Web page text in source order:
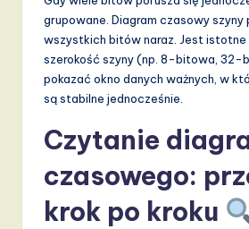
grupowane. Diagram czasowy szyny
wszystkich bitów naraz. Jest istotne
szerokość szyny (np. 8-bitowa, 32-
pokazać okno danych ważnych, w
są stabilne jednocześnie.
Czytanie
czasowego:
krok po kroku